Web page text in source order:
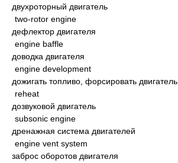
двухроторный двигатель
two-rotor engine
дефлектор двигателя
engine baffle
доводка двигателя
engine development
дожигать топливо, форсировать двигатель
reheat
дозвуковой двигатель
subsonic engine
дренажная система двигателей
engine vent system
заброс оборотов двигателя